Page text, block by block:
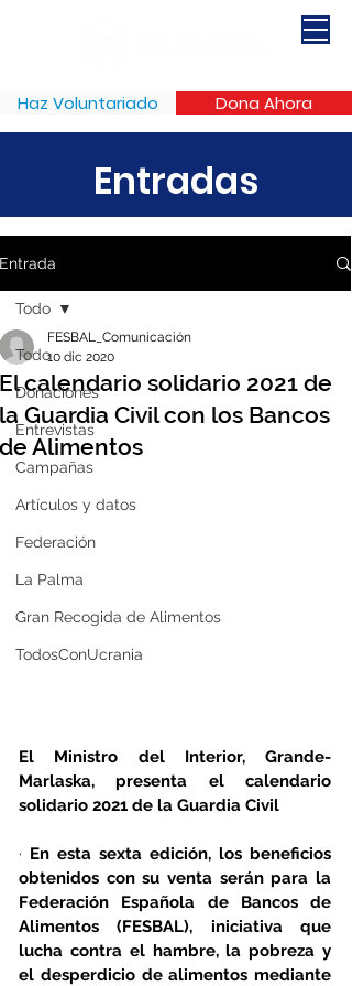
Haz Voluntariado Dona Ahora
Entradas
Entrada
Todo
Donaciones
Entrevistas
Campañas
Artículos y datos
Federación
La Palma
Gran Recogida de Alimentos
TodosConUcrania
Todo
El calendario solidario 2021 de
la Guardia Civil con los Bancos
de Alimentos
FESBAL_Comunicación
10 dic 2020
El Ministro del Interior, Grande-
Marlaska, presenta el calendario
solidario 2021 de la Guardia Civil
· En esta sexta edición, los beneficios
obtenidos con su venta serán para la
Federación Española de Bancos de
Alimentos (FESBAL), iniciativa que
lucha contra el hambre, la pobreza y
el desperdicio de alimentos mediante